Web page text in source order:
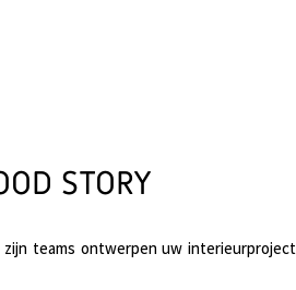
STORY
teams ontwerpen uw interieurproject